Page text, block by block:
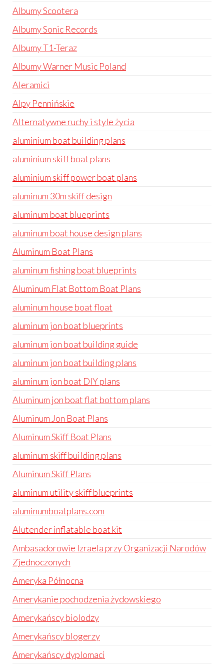
Albumy Scootera
Albumy Sonic Records
Albumy T1-Teraz
Albumy Warner Music Poland
Aleramici
Alpy Pennińskie
Alternatywne ruchy i style życia
aluminium boat building plans
aluminium skiff boat plans
aluminium skiff power boat plans
aluminum 30m skiff design
aluminum boat blueprints
aluminum boat house design plans
Aluminum Boat Plans
aluminum fishing boat blueprints
Aluminum Flat Bottom Boat Plans
aluminum house boat float
aluminum jon boat blueprints
aluminum jon boat building guide
aluminum jon boat building plans
aluminum jon boat DIY plans
Aluminum jon boat flat bottom plans
Aluminum Jon Boat Plans
Aluminum Skiff Boat Plans
aluminum skiff building plans
Aluminum Skiff Plans
aluminum utility skiff blueprints
aluminumboatplans.com
Alutender inflatable boat kit
Ambasadorowie Izraela przy Organizacji Narodów
Zjednoczonych
Ameryka Północna
Amerykanie pochodzenia żydowskiego
Amerykańscy biolodzy
Amerykańscy blogerzy
Amerykańscy dyplomaci